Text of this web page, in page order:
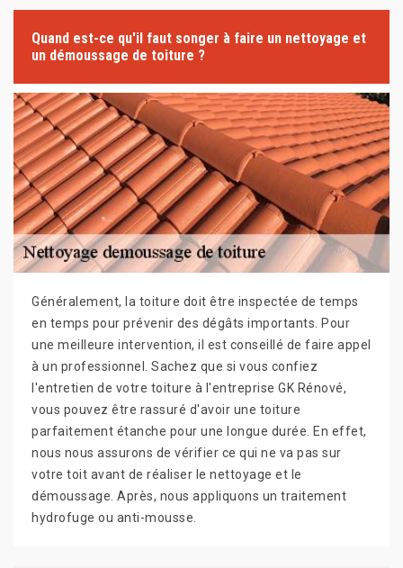
Quand est-ce qu'il faut songer à faire un nettoyage et
un démoussage de toiture ?
Généralement, la toiture doit être inspectée de temps
en temps pour prévenir des dégâts importants. Pour
une meilleure intervention, il est conseillé de faire appel
à un professionnel. Sachez que si vous confiez
l'entretien de votre toiture à l'entreprise GK Rénové,
vous pouvez être rassuré d'avoir une toiture
parfaitement étanche pour une longue durée. En effet,
nous nous assurons de vérifier ce qui ne va pas sur
votre toit avant de réaliser le nettoyage et le
démoussage. Après, nous appliquons un traitement
hydrofuge ou anti-mousse.